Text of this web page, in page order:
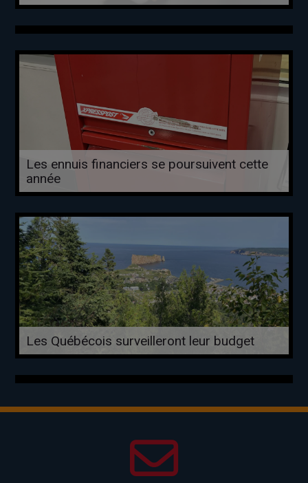
Les ennuis financiers se poursuivent cette
année
Les Québécois surveilleront leur budget